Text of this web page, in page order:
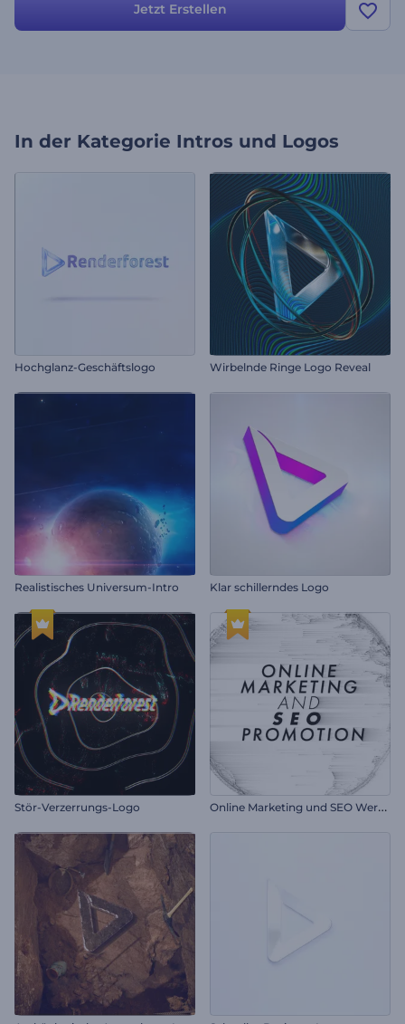
Jetzt Erstellen
In der Kategorie Intros und Logos
Hochglanz-Geschäftslogo Wirbelnde Ringe Logo Reveal
Realistisches Universum-Intro Klar schillerndes Logo
Stör-Verzerrungs-Logo O
nline Marketing und SEO Werbung